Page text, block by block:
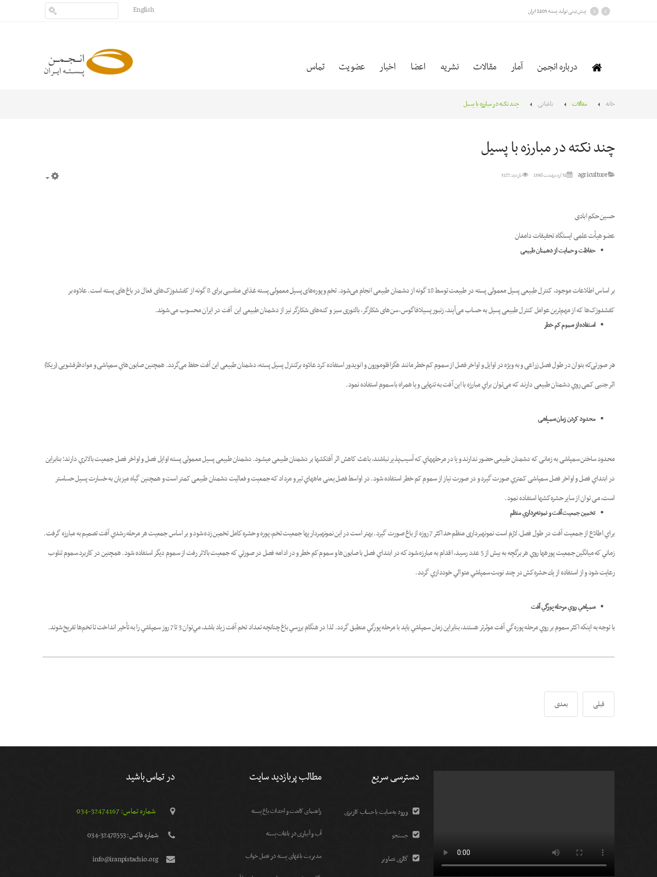
پیش بینی تولید پسته 1405 ایران ›
‹
English
درباره انجمن آمار مقالات نشریه اعضا اخبار عضویت تماس
خانه مقالات باغبانی چند نکته در مبارزه با پسیل
چند نکته در مبارزه با پسیل
agriculture 31 ارديبهشت 1398 بازدید: 3172
حسین حکم ابادی
عضو هیأت علمی ایستگاه تحقیقات دامغان
حفاظتوحمایتازدشمنانطبیعی
بر اساس اطلاعات موجود، کنترل طبیعی پسیل معمولی پسته در طبیعت توسط 18 گونه از دشمنان طبیعی انجام می‌شود. تخم و پوره‌های پسیل معمولی پسته غذای مناسبی برای 8 گونه از کفشدوزک‌های فعال در باغ‌های پسته است. علاوه بر
کفشدوزک‌ها که از مهم‌ترین عوامل کنترل طبیعی پسیل به حساب می‌آیند، زنبور پسیلافاگوس، سن‌های شکارگر، بالتوری سبز و کنه‌های شکارگر نیز از دشمنان طبیعی این آفت در ایران محسوب می شوند.
استفادهازسمومکمخطر
در صورتی‌که بتوان در طول فصل زراعی و به ویژه در اوایل و اواخر فصل از سموم کم خطر مانند هگزافلومورون و انویدور استفاده کرد علاوه برکنترل پسیل پسته، دشمنان طبیعی این آفت حفظ می‌گردد. همچنین صابون‌هاي سمپاشی و موادظرفشویی (ریکا)
اثر جنبی کمی روي دشمنان طبیعی دارند که می‌توان براي مبارزه با این آفت به تنهایی و یا همراه با سموم استفاده نمود.
محدودکردنزمانسمپاشی
محدود ساختن سمپاشی به زمانی که دشمنان طبیعی حضور ندارند و یا در مرحله­هاي که آسیب‌پذیر نباشند، باعث کاهش اثر آفت­کش­ها بر دشمنان طبیعی می­شود. دشمنان طبیعی پسیل معمولی پسته اوایل فصل و اواخر فصل جمعیت بالاتري دارند؛ بنابراین
در ابتداي فصل و اواخر فصل سمپاشی کمتري صورت گیرد و در صورت نیاز از سموم کم خطر استفاده شود. در اواسط فصل یعنی ماه­هاي تیر و مرداد که جمعیت و فعالیت دشمنان طبیعی کمتر است و همچنین گیاه میزبان به خسارت پسیل حساس­تر
است، می توان از سایر حشره‌کش­ها استفاده نمود.
تخمين جمعيت آفت و نمونه‌برداري منظم
براي اطلاع از جمعيت آفت در طول فصل، لازم است نمونه­برداری منظم حداكثر 7 روزه از باغ صورت گيرد. بهتر است در اين نمونه­برداري­ها جمعيت تخم، پوره و حشره كامل تخمين زده شود و بر اساس جمعيت هر مرحله رشدي آفت تصميم به مبارزه گرفت.
زماني كه ميانگين جمعيت پوره­ها روي هر برگچه به بيش از 5 عدد رسيد، اقدام به مبارزه شود كه در ابتداي فصل با صابون‌ها و سموم كم خطر و در ادامه فصل در صورتي كه جمعيت بالاتر رفت از سموم ديگر استفاده شود. همچنين در كاربرد سموم تناوب
رعايت شود و از استفاده از يك حشره‌كش در چند نوبت سمپاشي متوالي خودداري گردد.
سمپاشي روي مرحله پورگي آفت
با توجه به اينكه اكثر سموم بر روي مرحله پوره‌گي آفت موثر‌تر هستند، بنابراين زمان سمپاشي بايد با مرحله پور‌گي منطبق گردد. لذا در هنگام بررسي باغ چنانچه تعداد تخم آفت زياد باشد، مي‌توان 3 تا 7 روز سمپاشي را به تأخير انداخت تا تخم‌ها تفريخ شوند.
قبلی بعدی
دسترسی سریع
ورود به سایت با حساب کاربری
جستجو
گالری تصاویر
مطالب پربازدید سایت
راهنمای کاشت و احداث باغ پسته
آب و آبیاری در باغات پسته
مديريت باغهای پسته در فصل خواب
در تماس باشید
شماره تماس: 32474167-034
شماره فاكس: 32478553-034
info@iranpistachio.org